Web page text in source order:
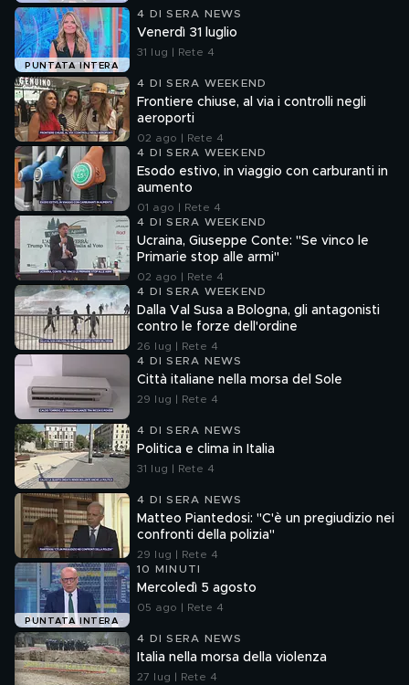
PUNTATA INTERA
4 DI SERA NEWS
Venerdì 31 luglio
31 lug | Rete 4
4 DI SERA WEEKEND
Frontiere chiuse, al via i controlli negli
aeroporti
02 ago | Rete 4
4 DI SERA WEEKEND
Esodo estivo, in viaggio con carburanti in
aumento
01 ago | Rete 4
4 DI SERA WEEKEND
Ucraina, Giuseppe Conte: "Se vinco le
Primarie stop alle armi"
02 ago | Rete 4
4 DI SERA WEEKEND
Dalla Val Susa a Bologna, gli antagonisti
contro le forze dell'ordine
26 lug | Rete 4
4 DI SERA NEWS
Città italiane nella morsa del Sole
29 lug | Rete 4
4 DI SERA NEWS
Politica e clima in Italia
31 lug | Rete 4
4 DI SERA NEWS
Matteo Piantedosi: "C'è un pregiudizio nei
confronti della polizia"
29 lug | Rete 4
PUNTATA INTERA
10 MINUTI
Mercoledì 5 agosto
05 ago | Rete 4
4 DI SERA NEWS
Italia nella morsa della violenza
27 lug | Rete 4